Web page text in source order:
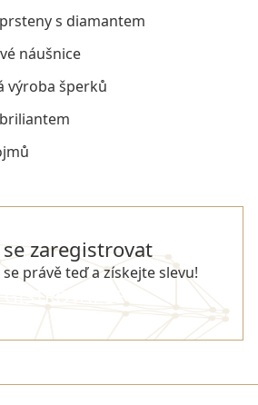
s diamantem
náušnice
výroba šperků
se zaregistrovat
právě teď a získejte slevu!
SE